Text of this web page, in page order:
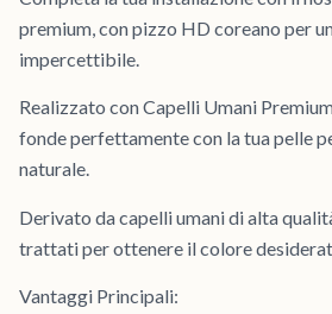
premium, con pizzo HD coreano per
impercettibile.
Realizzato con Capelli Umani
fonde perfettamente con la tua pelle
naturale.
Derivato da capelli umani di alta
trattati per ottenere il colore
Vantaggi Principali: